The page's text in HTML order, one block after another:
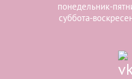
понедельник-
суббота-